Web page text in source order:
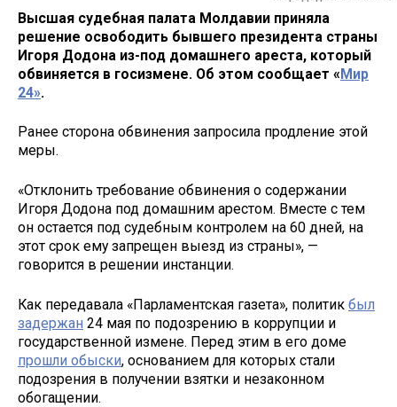
Высшая судебная палата Молдавии приняла
решение освободить бывшего президента страны
Игоря Додона из-под домашнего ареста, который
обвиняется в госизмене. Об этом сообщает «Мир
24».
Ранее сторона обвинения запросила продление этой
меры.
«Отклонить требование обвинения о содержании
Игоря Додона под домашним арестом. Вместе с тем
он остается под судебным контролем на 60 дней, на
этот срок ему запрещен выезд из страны», —
говорится в решении инстанции.
Как передавала «Парламентская газета», политик был
задержан 24 мая по подозрению в коррупции и
государственной измене. Перед этим в его доме
прошли обыски, основанием для которых стали
подозрения в получении взятки и незаконном
обогащении.